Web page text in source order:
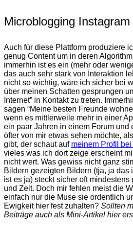
Microblogging Instagram
Auch für diese Plattform produziere
genug Content um in deren
immerhin ist es ein (mehr oder
das auch sehr stark von Interaktion
nicht so wichtig, wäre ich sicher bei
über meinen Schatten gesprungen
Internet” in Kontakt zu treten.
sagen “Meine besten Freunde
wenn es mittlerweile mehr in einer
ein paar Jahren in einem Forum und
öfter von mir etwas sehen möchte,
gibt, der schaut auf meinem Profil
vieles was ich dort zeige erscheint
nicht wert. Was gewiss nicht ganz
Bildern gezeigten Bildern (tja, ja das
ist es ja) steckt sicher oft mindestens
und Zeit. Doch mir fehlen meist die
einfach nur die Muse sie ordentlich
Ewigkeit hier fest zuhalten? Sollten
Beiträge auch als Mini-Artikel hier